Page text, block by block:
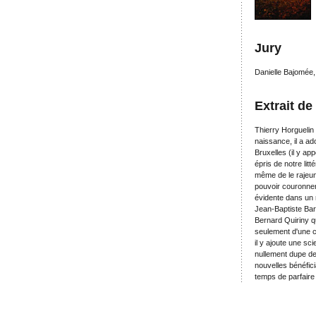
Jury
Danielle
Extrait
Thierry
naissance, il a
Bruxelles (il y
épris de notre
même de le
pouvoir
évidente dans un
Jean-Baptiste
Bernard Quiriny
seulement d'une
il y ajoute une
nullement dupe
nouvelles
temps de